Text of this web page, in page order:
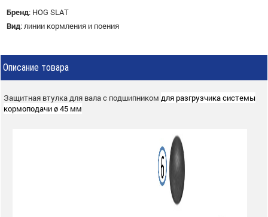
Бренд: HOG SLAT
Вид: линии кормления и поения
Описание товара
Защитная втулка для вала с подшипником для разгрузчика системы
кормоподачи ø 45 мм